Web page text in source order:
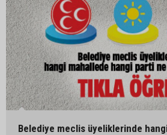
Belediye meclis üyeliklerinde